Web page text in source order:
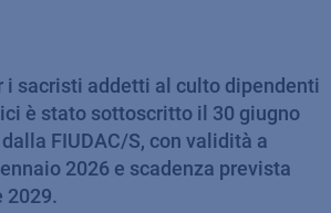
i sacristi addetti al culto dipendenti
è stato sottoscritto il 30 giugno
FIUDAC/S, con validità a
2026 e scadenza prevista
2029.